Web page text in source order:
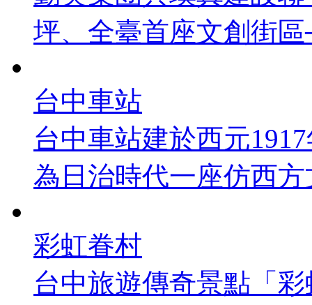
坪、全臺首座文創街
台中車站
台中車站建於西元
為日治時代一座仿西方
彩虹眷村
台中旅遊傳奇景點「